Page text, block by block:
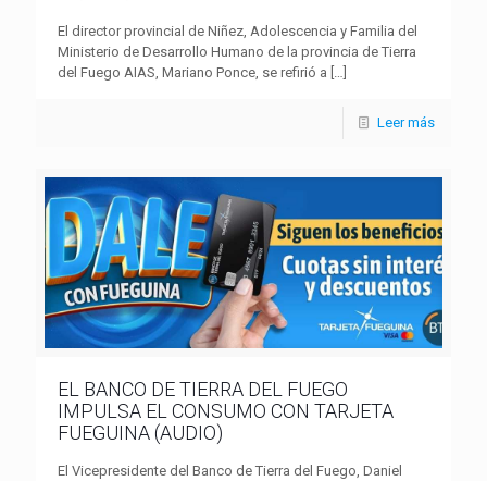
El director provincial de Niñez, Adolescencia y Familia del
Ministerio de Desarrollo Humano de la provincia de Tierra
del Fuego AIAS, Mariano Ponce, se refirió a […]
Leer más
EL BANCO DE TIERRA DEL FUEGO
IMPULSA EL CONSUMO CON TARJETA
FUEGUINA (AUDIO)
El Vicepresidente del Banco de Tierra del Fuego, Daniel